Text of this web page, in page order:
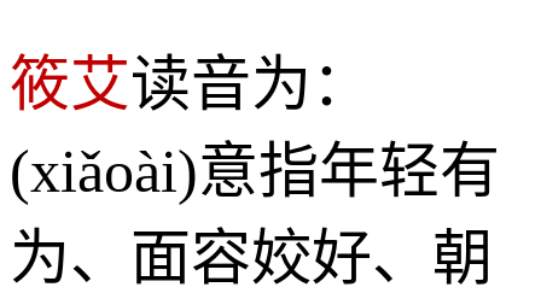
筱艾读音为：
(xiǎoài)意指年轻有
为、面容姣好、朝